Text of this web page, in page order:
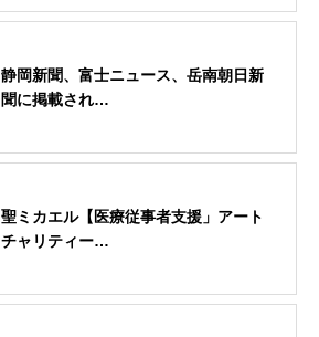
静岡新聞、富士ニュース、岳南朝日新
聞に掲載され…
聖ミカエル【医療従事者支援」アート
チャリティー…